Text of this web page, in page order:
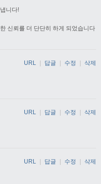
니다!
신뢰를 더 단단히 하게 되었습니다
URL 답글 수정 삭제
URL 답글 수정 삭제
URL 답글 수정 삭제